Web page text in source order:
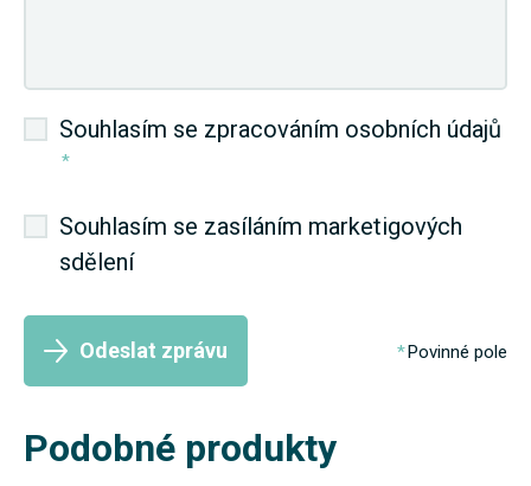
Souhlasím se zpracováním osobních údajů
*
Souhlasím se zasíláním marketigových
sdělení
Odeslat zprávu Povinné pole
Podobné produkty